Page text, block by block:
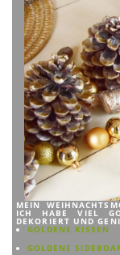
MEIN
ICH HABE VIEL
DEKORIERT UND
GOLDENE KISSEN
GOLDENE